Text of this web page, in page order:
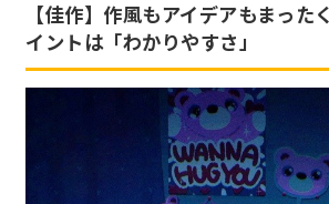
【佳作】作風もアイデアもまった
イントは「わかりやすさ」